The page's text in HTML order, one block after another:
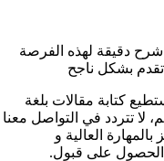
شرح دقيقة لهذه الفرصة
تقدم بشكل ناجح
كتابة مقالات بلغة
لا تتردد في التواصل معنا
العالية و
الحصول على قبول.